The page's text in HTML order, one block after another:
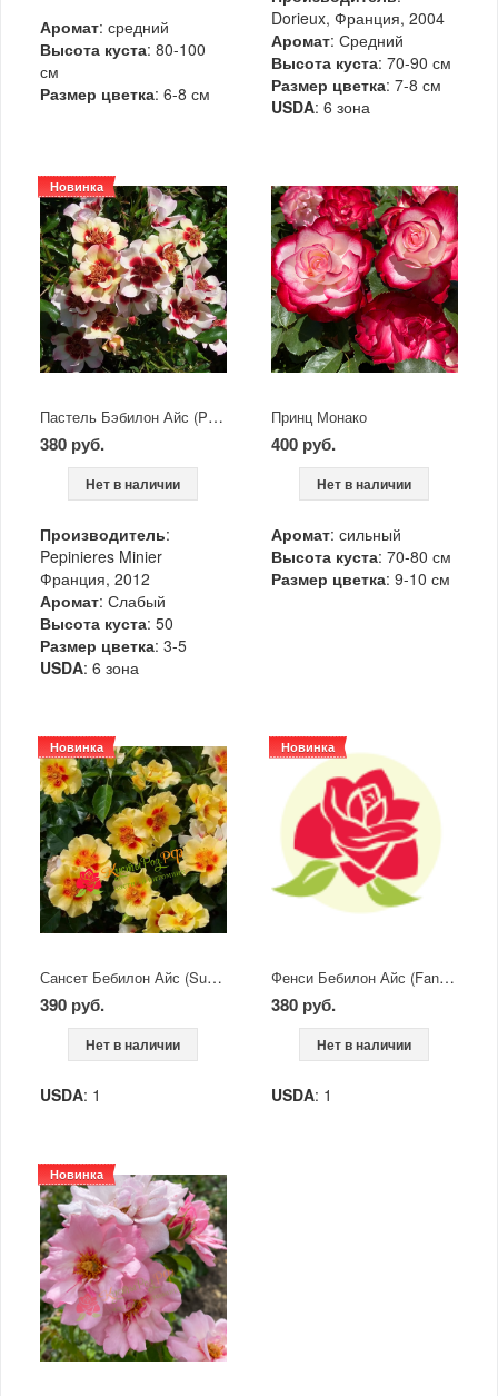
Аромат: средний
Высота куста: 80-100
см
Размер цветка: 6-8 см
Dorieux, Франция, 2004
Аромат: Средний
Высота куста: 70-90 см
Размер цветка: 7-8 см
USDA: 6 зона
Новинка
Пастель Бэбилон Айс (Pastel Babylon Eyes)
380 руб.
Нет в наличии
Производитель:
Pepinieres Minier
Франция, 2012
Аромат: Слабый
Высота куста: 50
Размер цветка: 3-5
USDA: 6 зона
Принц Монако
400 руб.
Нет в наличии
Аромат: сильный
Высота куста: 70-80 см
Размер цветка: 9-10 см
Новинка
Сансет Бебилон Айс (Sunset Babylon Eyes)
390 руб.
Нет в наличии
USDA: 1
Новинка
Фенси Бебилон Айс (Fancy Babylon Eyes)
380 руб.
Нет в наличии
USDA: 1
Новинка